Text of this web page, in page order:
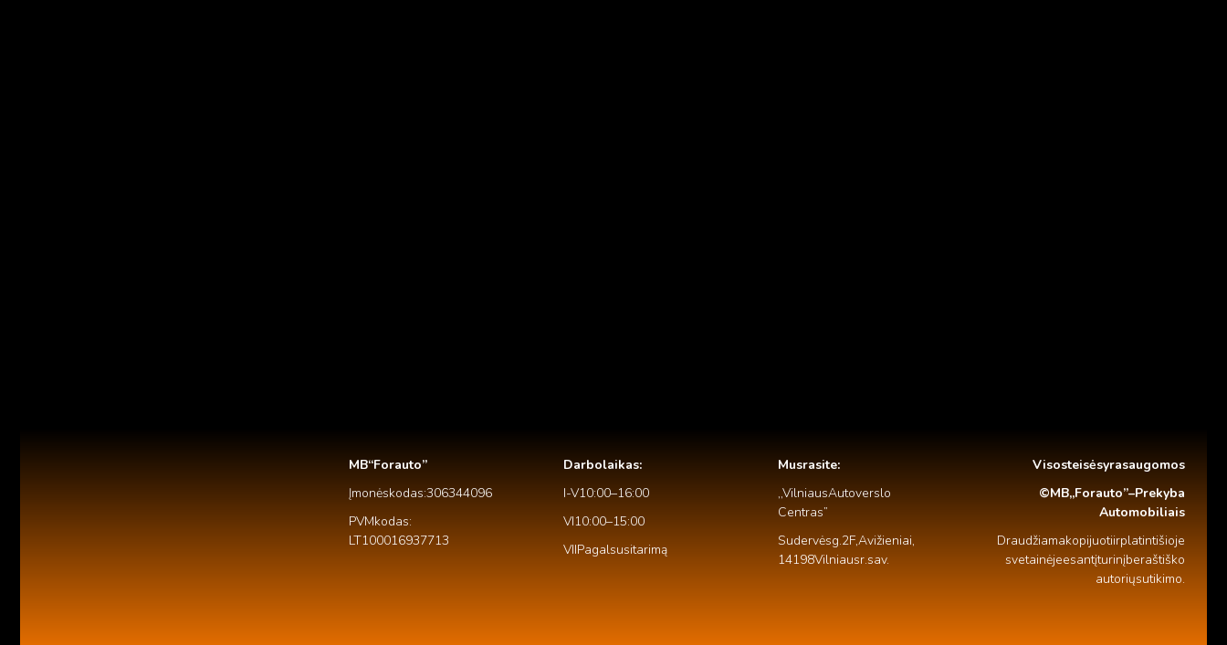
MB “Forauto”
Įmonės kodas: 306344096
PVM kodas:
LT100016937713
Darbo laikas:
I-V 10:00 – 16:00
VI 10:00 – 15:00
VII Pagal susitarimą
Mus rasite:
,,Vilniaus Autoverslo
Centras”
Sudervės g. 2F, Avižieniai,
14198 Vilniaus r. sav.
Visos teisės yra saugomos
© MB ,,Forauto” – Prekyba
Automobiliais
Draudžiama kopijuoti ir platinti šioje
svetainėje esantį turinį be raštiško
autorių sutikimo.